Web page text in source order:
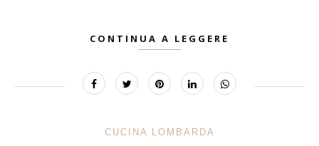
CONTINUA A LEGGERE
CUCINA LOMBARDA